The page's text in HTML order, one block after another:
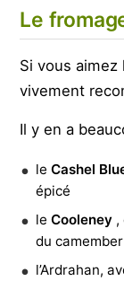
Le
Si vous aimez
vivement
Il y en a
le Cashel
épicé
leCooleney ,
du
l’Ardrahan,